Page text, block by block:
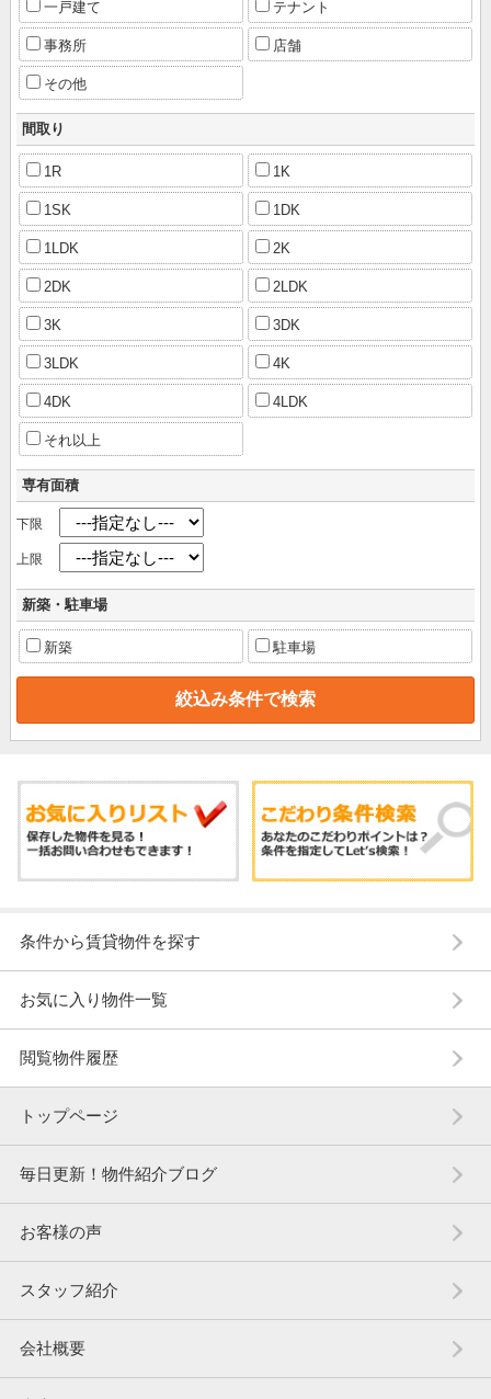
一戸建て テナント
事務所 店舗
その他
間取り
1R 1K
1SK 1DK
1LDK 2K
2DK 2LDK
3K 3DK
3LDK 4K
4DK 4LDK
それ以上
専有面積
下限
上限
新築・駐車場
新築 駐車場
条件から賃貸物件を探す
お気に入り物件一覧
閲覧物件履歴
トップページ
毎日更新！物件紹介ブログ
お客様の声
スタッフ紹介
会社概要